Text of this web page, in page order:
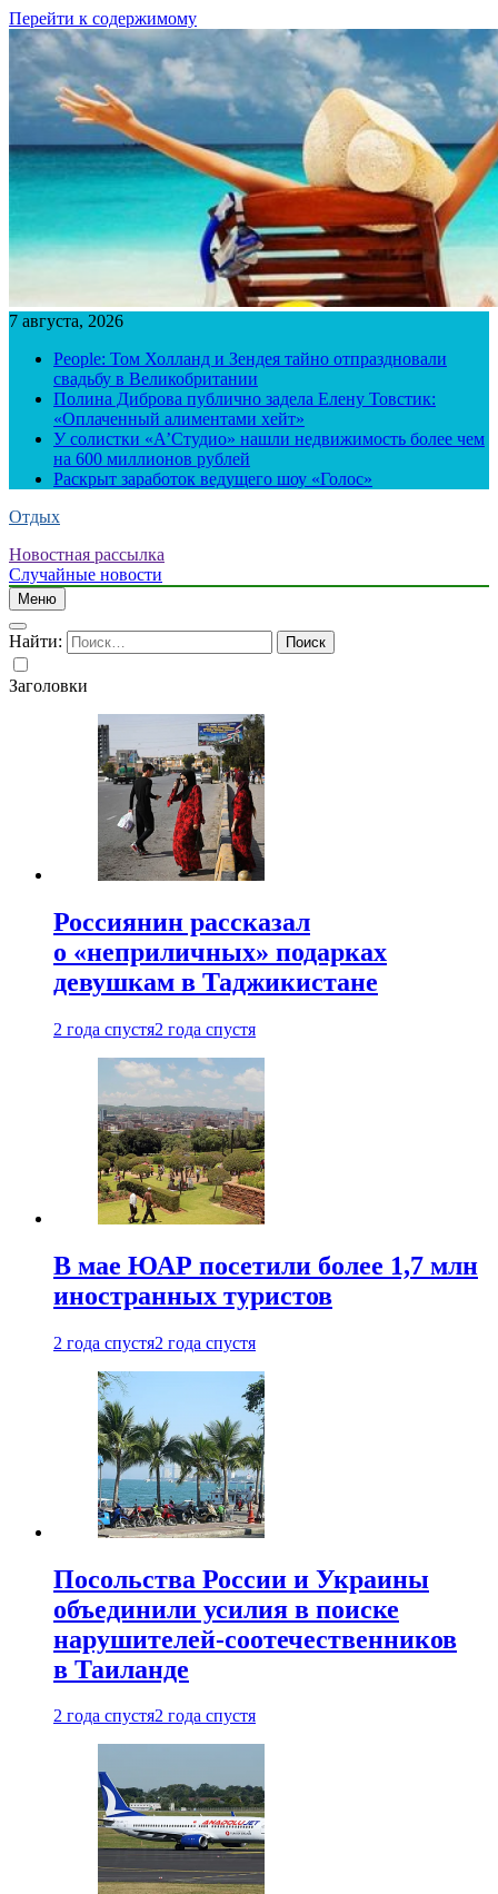
Перейти к содержимому
7 августа, 2026
People: Том Холланд и Зендея тайно отпраздновали
свадьбу в Великобритании
Полина Диброва публично задела Елену Товстик:
«Оплаченный алиментами хейт»
У солистки «А’Студио» нашли недвижимость более чем
на 600 миллионов рублей
Раскрыт заработок ведущего шоу «Голос»
Отдых
Новостная рассылка
Случайные новости
Меню
Найти:
Заголовки
Россиянин рассказал
о «неприличных» подарках
девушкам в Таджикистане
2 года спустя2 года спустя
В мае ЮАР посетили более 1,7 млн
иностранных туристов
2 года спустя2 года спустя
Посольства России и Украины
объединили усилия в поиске
нарушителей-соотечественников
в Таиланде
2 года спустя2 года спустя